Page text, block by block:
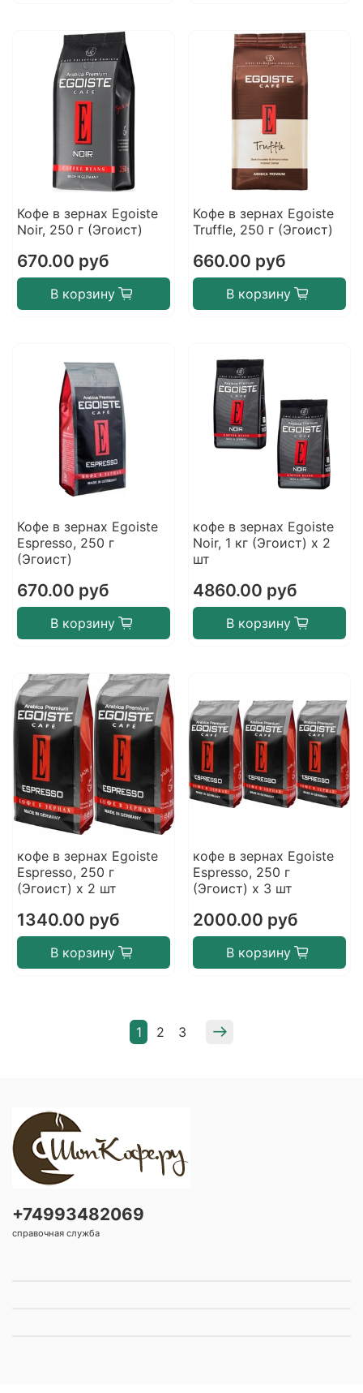
Кофе в зернах Egoiste
Noir, 250 г (Эгоист)
670.00 руб
В корзину
Кофе в зернах Egoiste
Truffle, 250 г (Эгоист)
660.00 руб
В корзину
Кофе в зернах Egoiste
Espresso, 250 г
(Эгоист)
670.00 руб
В корзину
кофе в зернах Egoiste
Noir, 1 кг (Эгоист) х 2
шт
4860.00 руб
В корзину
кофе в зернах Egoiste
Espresso, 250 г
(Эгоист) х 2 шт
1340.00 руб
В корзину
кофе в зернах Egoiste
Espresso, 250 г
(Эгоист) х 3 шт
2000.00 руб
В корзину
1 2 3
+74993482069
справочная служба